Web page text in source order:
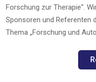
Forschung zur Therapie“.
Sponsoren und Referenten
Thema „Forschung und